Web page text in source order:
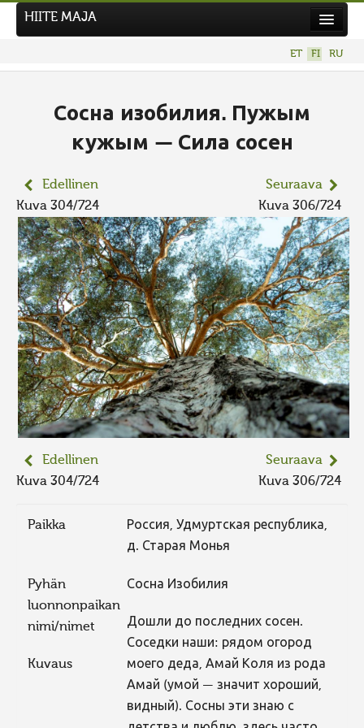
UUSI KUVAKILPAILU
AIEMMAT KILPAILUT
HIITE MAJA
ET FI RU
Сосна изобилия. Пужым
кужым — Сила сосен
Edellinen
Kuva 304/724
Seuraava
Kuva 306/724
Edellinen
Kuva 304/724
Seuraava
Kuva 306/724
Paikka
Россия, Удмуртская республика,
д. Старая Монья
Pyhän
luonnonpaikan
nimi/nimet
Сосна Изобилия
Kuvaus
Дошли до последних сосен.
Соседки наши: рядом огород
моего деда, Амай Коля из рода
Амай (умой — значит хороший,
видный). Сосны эти знаю с